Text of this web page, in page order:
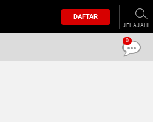
DAFTAR
JELAJAHI
0